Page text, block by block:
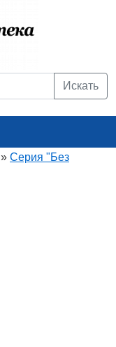
Искать
» Серия "Без